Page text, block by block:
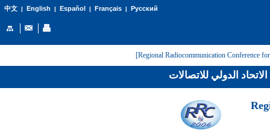
中文| English | Español | Français| Русский
الدولي للاتصالات